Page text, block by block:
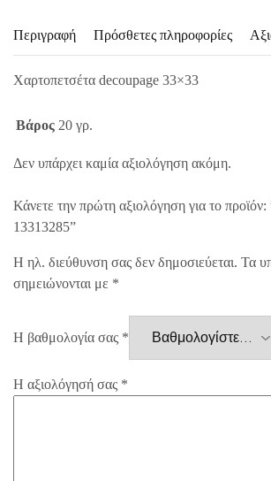
Περιγραφή Πρόσθετες πληροφορίες
Χαρτοπετσέτα decoupage 33×33
Βάρος 20 γρ.
Δεν υπάρχει καμία αξιολόγηση ακόμη.
Κάνετε την πρώτη αξιολόγηση για το
13313285”
Η ηλ. διεύθυνση σας δεν δημοσιεύεται. Τα
σημειώνονται με *
Η βαθμολογία σας *
Η αξιολόγησή σας *